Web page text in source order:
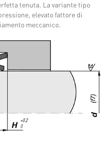
tenuta. La variante tipo
elevato fattore di
meccanico.